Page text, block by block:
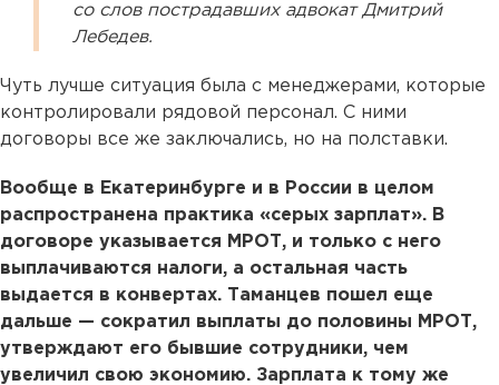
со слов пострадавших адвокат Дмитрий
Лебедев.
Чуть лучше ситуация была с менеджерами, которые
контролировали рядовой персонал. С ними
договоры все же заключались, но на полставки.
Вообще в Екатеринбурге и в России в целом
распространена практика «серых зарплат». В
договоре указывается МРОТ, и только с него
выплачиваются налоги, а остальная часть
выдается в конвертах. Таманцев пошел еще
дальше — сократил выплаты до половины МРОТ,
утверждают его бывшие сотрудники, чем
увеличил свою экономию. Зарплата к тому же